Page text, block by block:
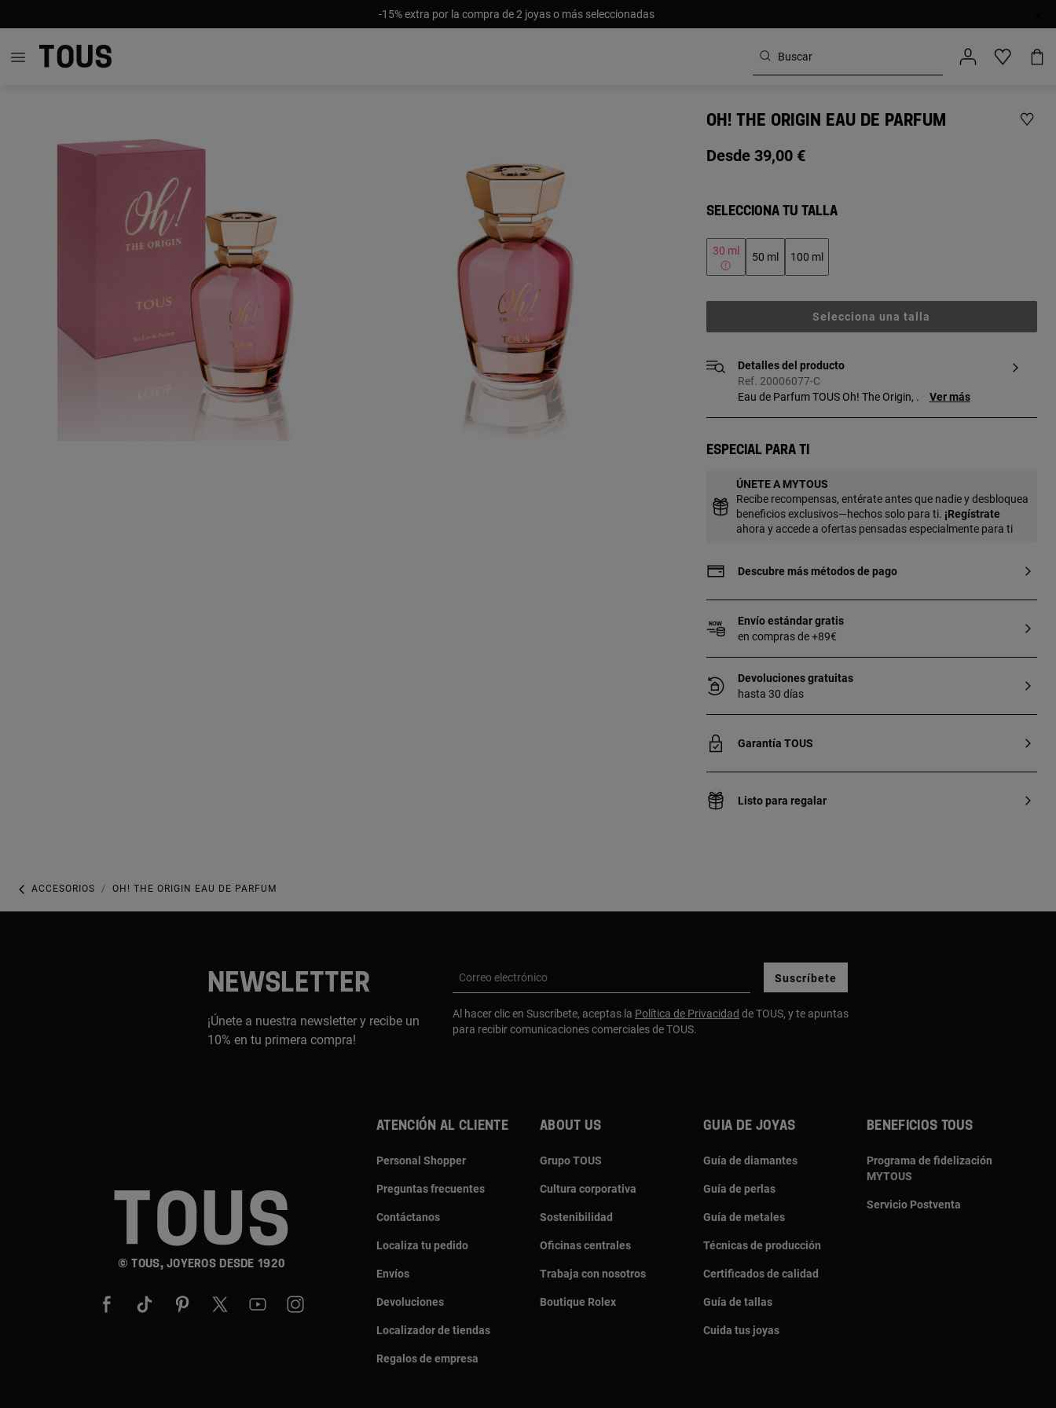
-15% extra por la compra de 2 joyas o más seleccionadas
OH! THE ORIGIN EAU DE PARFUM
Desde 39,00 €
SELECCIONA TU TALLA
30 ml 50 ml 100 ml
Selecciona una talla
Detalles del producto
Ref. 20006077-C
Eau de Parfum TOUS Oh! The Origin, .
Ver más
Especial para ti
ÚNETE A MYTOUS
Recibe recompensas, entérate antes que nadie y desbloquea
beneficios exclusivos—hechos solo para ti. ¡Regístrate
ahora y accede a ofertas pensadas especialmente para ti
Descubre más métodos de pago
Envío estándar gratis
en compras de +89€
Devoluciones gratuitas
hasta 30 días
Garantía TOUS
Listo para regalar
ACCESORIOS OH! THE ORIGIN EAU DE PARFUM
NEWSLETTER
¡Únete a nuestra newsletter y recibe un
10% en tu primera compra!
Correo electrónico Suscríbete
Al hacer clic en Suscríbete, aceptas la Política de Privacidad de TOUS, y te apuntas
para recibir comunicaciones comerciales de TOUS.
© TOUS, JOYEROS DESDE 1920
Atención al cliente
Personal Shopper
Preguntas frecuentes
Contáctanos
Localiza tu pedido
Envíos
Devoluciones
Localizador de tiendas
Regalos de empresa
About us
Grupo TOUS
Cultura corporativa
Sostenibilidad
Oficinas centrales
Trabaja con nosotros
Boutique Rolex
Guia de joyas
Guía de diamantes
Guía de perlas
Guía de metales
Técnicas de producción
Certificados de calidad
Guía de tallas
Cuida tus joyas
Beneficios TOUS
Programa de fidelización
MYTOUS
Servicio Postventa